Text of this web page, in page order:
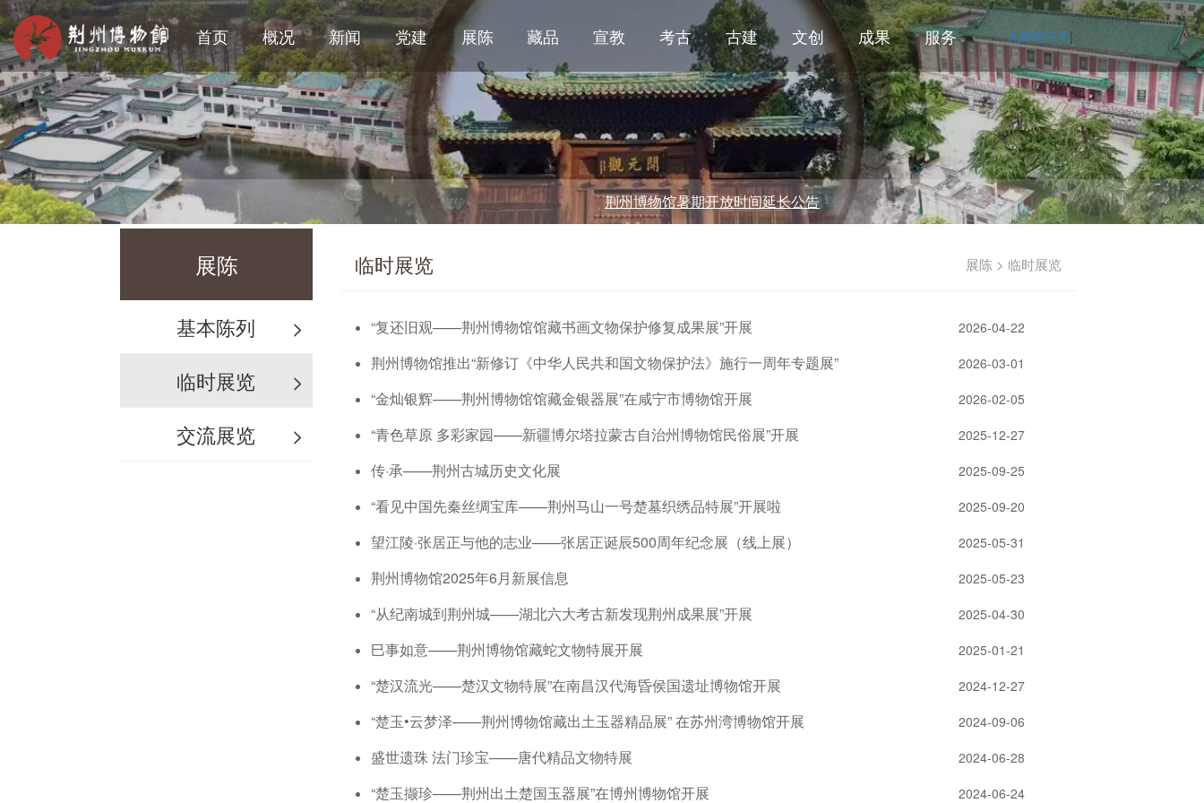
首页 概况 新闻 党建 展陈 藏品 宣教 考古 古建 文创 成果 服务 无障碍阅读|
荆州博物馆暑期开放时间延长公告
展陈
基本陈列
>
临时展览
>
交流展览
>
临时展览 展陈 > 临时展览
“复还旧观——荆州博物馆馆藏书画文物保护修复成果展”开展 2026-04-22
荆州博物馆推出“新修订《中华人民共和国文物保护法》施行一周年专题展” 2026-03-01
“金灿银辉——荆州博物馆馆藏金银器展”在咸宁市博物馆开展 2026-02-05
“青色草原 多彩家园——新疆博尔塔拉蒙古自治州博物馆民俗展”开展 2025-12-27
传·承——荆州古城历史文化展 2025-09-25
“看见中国先秦丝绸宝库——荆州马山一号楚墓织绣品特展”开展啦 2025-09-20
望江陵·张居正与他的志业——张居正诞辰500周年纪念展（线上展） 2025-05-31
荆州博物馆2025年6月新展信息 2025-05-23
“从纪南城到荆州城——湖北六大考古新发现荆州成果展”开展 2025-04-30
巳事如意——荆州博物馆藏蛇文物特展开展 2025-01-21
“楚汉流光——楚汉文物特展”在南昌汉代海昏侯国遗址博物馆开展 2024-12-27
“楚玉•云梦泽——荆州博物馆藏出土玉器精品展” 在苏州湾博物馆开展 2024-09-06
盛世遗珠 法门珍宝——唐代精品文物特展 2024-06-28
“楚玉撷珍——荆州出土楚国玉器展”在博州博物馆开展 2024-06-24